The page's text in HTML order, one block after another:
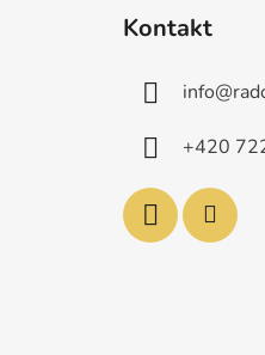
Kontakt
info@
+420